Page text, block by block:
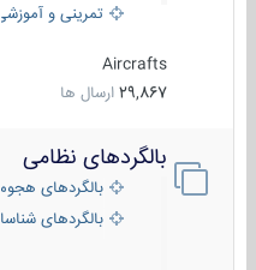
تمرینی و آموزشی
Aircrafts
29,867 ارسال ها
بالگردهای نظامی
بالگردهای هجومی
بالگردهای شناسایی